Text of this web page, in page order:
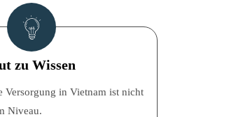
zu Wissen
Ver­sor­gung in Viet­nam ist nicht
Niveau.